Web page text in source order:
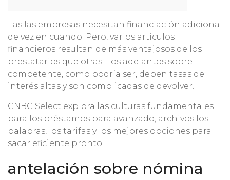
Las las empresas necesitan financiación adicional
de vez en cuando. Pero, varios artículos
financieros resultan de más ventajosos de los
prestatarios que otras. Los adelantos sobre
competente, como podrí­a ser, deben tasas de
interés altas y son complicadas de devolver.
CNBC Select explora las culturas fundamentales
para los préstamos para avanzado, archivos los
palabras, los tarifas y los mejores opciones para
sacar eficiente pronto.
antelación sobre nómina